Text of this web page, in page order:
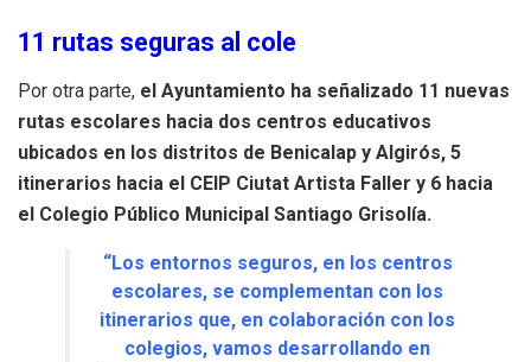
11 rutas seguras al cole
Por otra parte, el Ayuntamiento ha señalizado 11 nuevas
rutas escolares hacia dos centros educativos
ubicados en los distritos de Benicalap y Algirós, 5
itinerarios hacia el CEIP Ciutat Artista Faller y 6 hacia
el Colegio Público Municipal Santiago Grisolía.
“Los entornos seguros, en los centros
escolares, se complementan con los
itinerarios que, en colaboración con los
colegios, vamos desarrollando en